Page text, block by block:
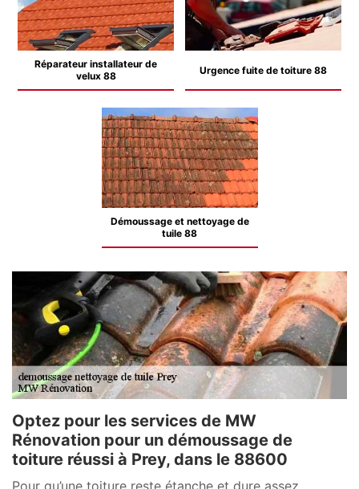
Réparateur installateur de
velux 88
Urgence fuite de toiture 88
Démoussage et nettoyage de
tuile 88
Optez pour les services de MW
Rénovation pour un démoussage de
toiture réussi à Prey, dans le 88600
Pour qu’une toiture reste étanche et dure assez